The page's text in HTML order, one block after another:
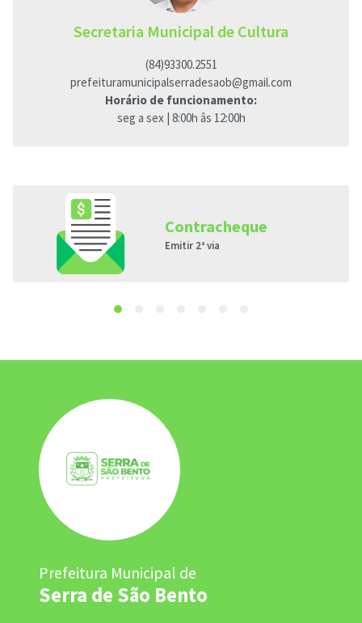
Secretaria Municipal de Cultura
(84)93300.2551
prefeituramunicipalserradesaob@gmail.com
Horário de funcionamento:
seg a sex | 8:00h âs 12:00h
Contracheque
Emitir 2ª via
Prefeitura Municipal de
Serra de São Bento